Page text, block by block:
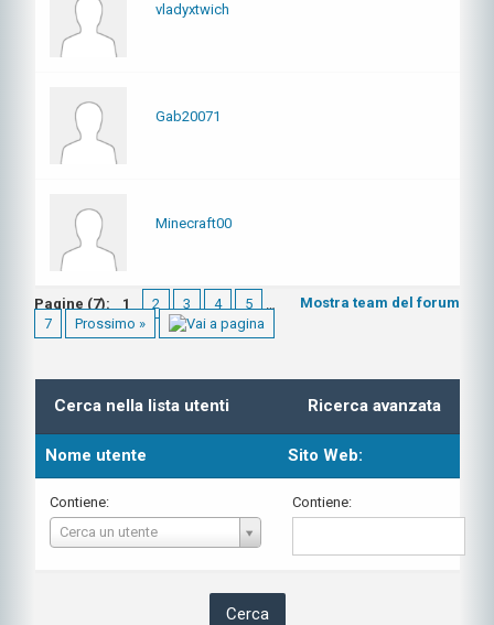
vladyxtwich
Gab20071
Minecraft00
Mostra team del forum
Pagine (7): 1 2 3 4 5
…
7
Prossimo »
Ricerca avanzata
Cerca nella lista utenti
Nome utente Sito Web:
Contiene:
Cerca un utente
Nome
utente
Contiene: